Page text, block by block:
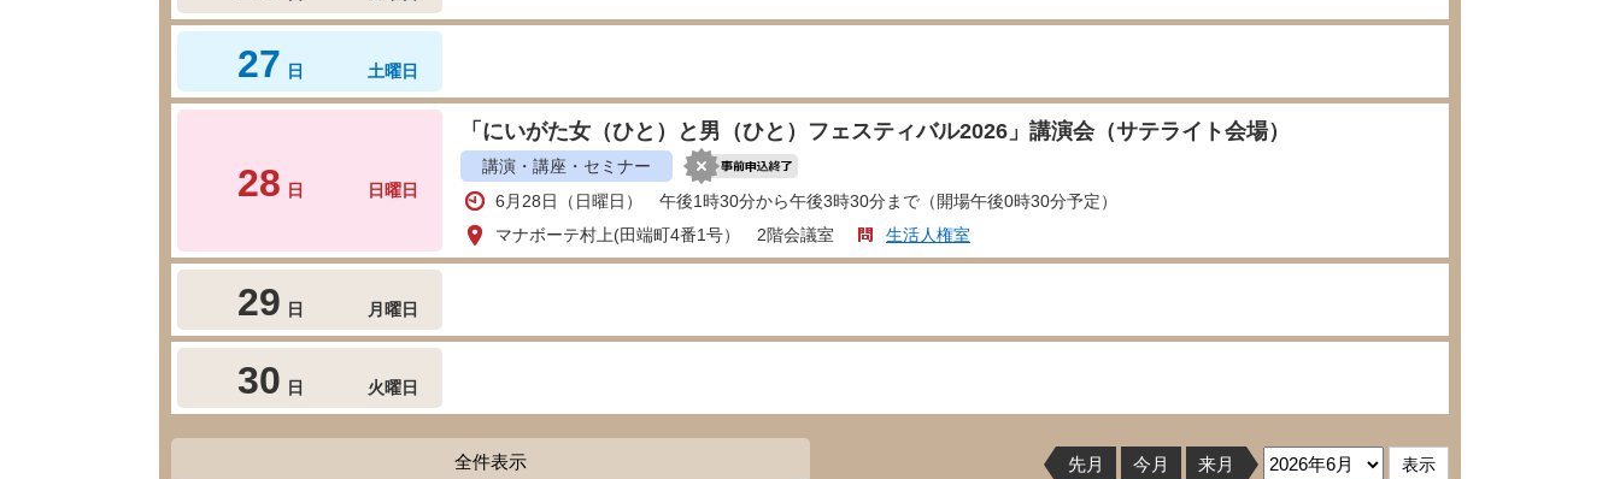
27 日 土曜日
28 日 日曜日
「にいがた女（ひと）と男（ひと）フェスティバル2026」講演会（サテライト会場）
講演・講座・セミナー
6月28日（日曜日） 午後1時30分から午後3時30分まで（開場午後0時30分予定）
マナボーテ村上(田端町4番1号） 2階会議室
生活人権室
29 日 月曜日
30 日 火曜日
全件表示 先月 今月 来月